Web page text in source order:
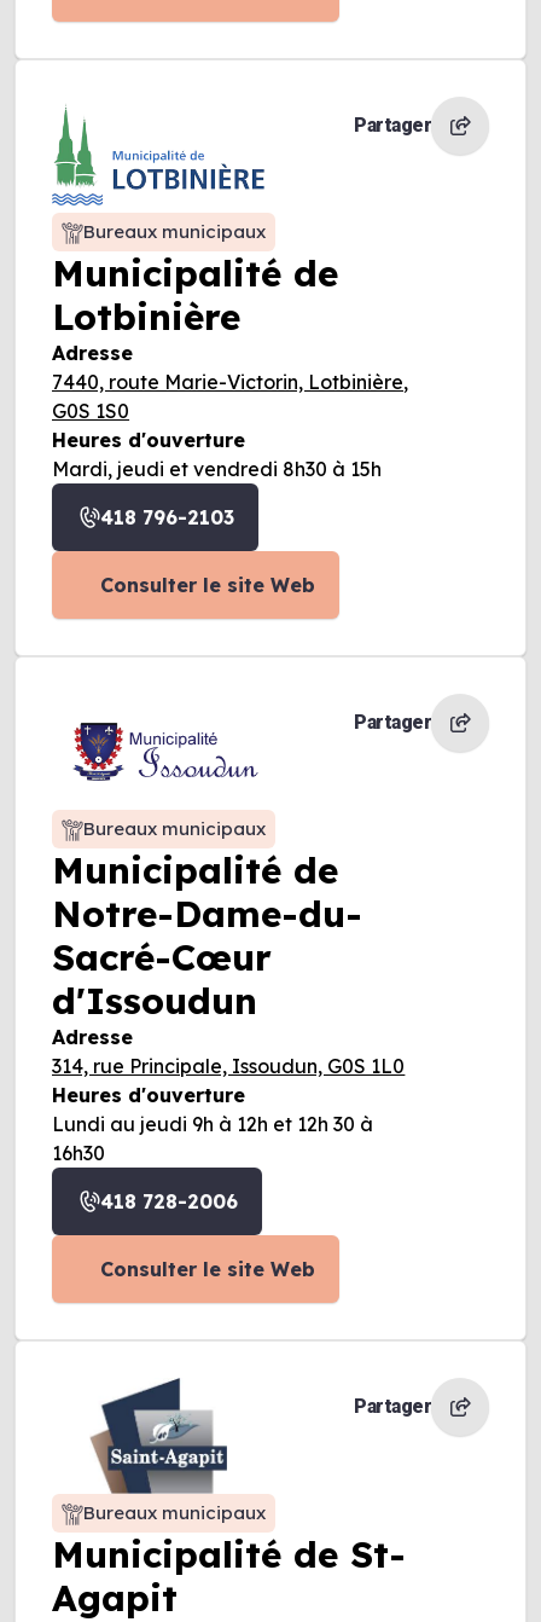
Municipalité de
Lotbinière
Partager
Bureaux municipaux
Adresse
7440, route Marie-Victorin, Lotbinière,
G0S 1S0
Heures d'ouverture
Mardi, jeudi et vendredi 8h30 à 15h
418 796-2103
Consulter le site Web
Municipalité de
Notre-Dame-du-
Sacré-Cœur
d'Issoudun
Partager
Bureaux municipaux
Adresse
314, rue Principale, Issoudun, G0S 1L0
Heures d'ouverture
Lundi au jeudi 9h à 12h et 12h 30 à
16h30
418 728-2006
Consulter le site Web
Municipalité de St-
Agapit
Partager
Bureaux municipaux